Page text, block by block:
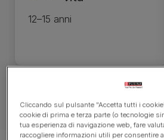
12–15 anni
Cliccando sul pulsante "Accetta tutti i
cookie di prima e terza parte (o tecnologie
tua esperienza di navigazione web, fare
raccogliere informazioni utili per consentire